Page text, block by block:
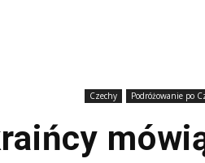
Czechy Podróżowanie po